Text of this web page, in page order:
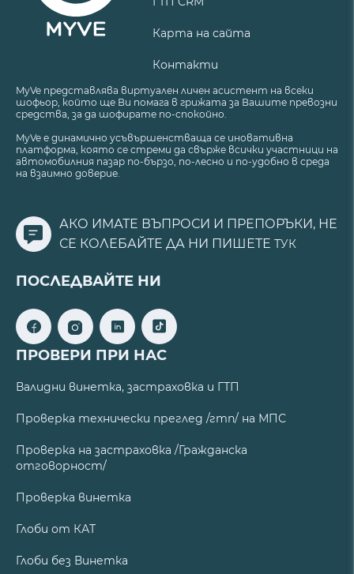
Карта на сайта
Контакти
MyVe представлява виртуален личен асистент на всеки
шофьор, който ще Ви помага в грижата за Вашите превозни
средства, за да шофирате по-спокойно.
MyVe е динамично усъвършенстваща се иновативна
платформа, която се стреми да свърже всички участници на
автомобилния пазар по-бързо, по-лесно и по-удобно в среда
на взаимно доверие.
АКО ИМАТЕ ВЪПРОСИ И ПРЕПОРЪКИ, НЕ
СЕ КОЛЕБАЙТЕ ДА НИ ПИШЕТЕ ТУК
ПОСЛЕДВАЙТЕ НИ
ПРОВЕРИ ПРИ НАС
Валидни винетка, застраховка и ГТП
Проверка технически преглед /гтп/ на МПС
Проверка на застраховка /Гражданска
отговорност/
Проверка винетка
Глоби от КАТ
Глоби без Винетка